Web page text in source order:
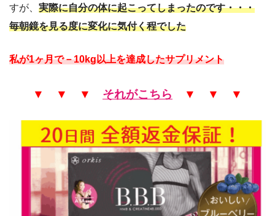
すが、 実際に自分の体に起こってしまったのです・・・
毎朝鏡を見る度に変化に気付く程でした
私が1ヶ月で－10kg以上を達成したサプリメント
▼ ▼ ▼ それがこちら ▼ ▼ ▼